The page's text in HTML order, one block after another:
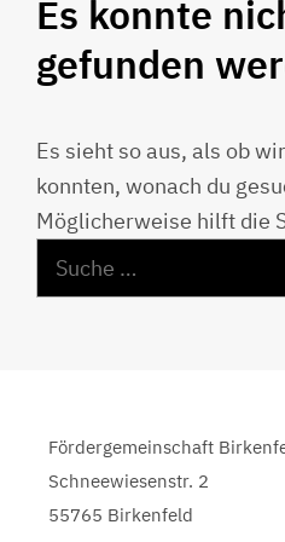
Es konnte
gefunden
Es sieht so aus, als ob
konnten, wonach du
Möglicherweise hilft die
Suche
nach:
Fördergemeinschaft
Schneewiesenstr. 2
55765 Birkenfeld